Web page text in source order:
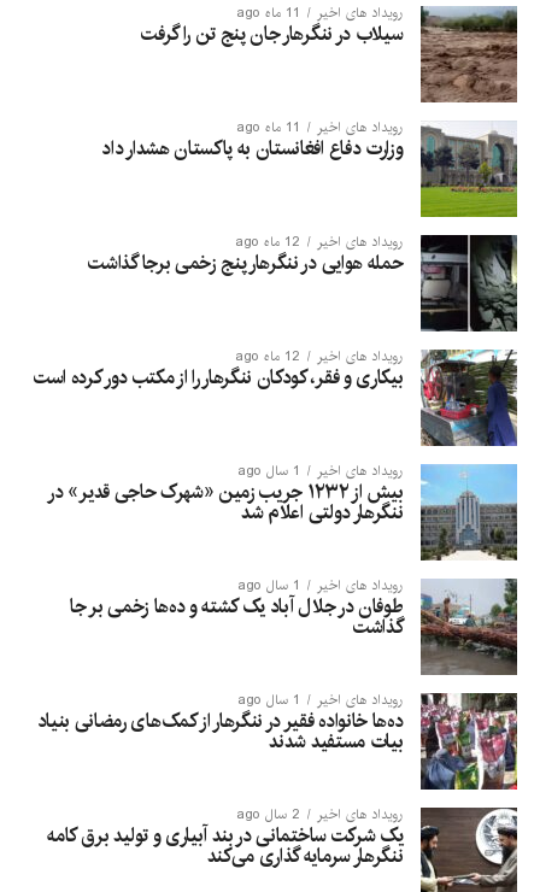
رویداد های اخیر 11 ماه ago
سیلاب در ننگرهار جان پنج تن را گرفت
رویداد های اخیر 11 ماه ago
وزارت دفاع افغانستان به پاکستان هشدار داد
رویداد های اخیر 12 ماه ago
حمله هوایی در ننگرهار پنج زخمی برجا گذاشت
رویداد های اخیر 12 ماه ago
بیکاری و فقر، کودکان ننگرهار را از مکتب دور کرده است
رویداد های اخیر 1 سال ago
بیش از ۱۲۳۲ جریب زمین «شهرک حاجی قدیر» در
ننگرهار دولتی اعلام شد
رویداد های اخیر 1 سال ago
طوفان در جلال آباد یک کشته و ده‌ها زخمی بر جا
گذاشت
رویداد های اخیر 1 سال ago
ده‌ها خانواده فقیر در ننگرهار از کمک‌های رمضانی بنیاد
بیات مستفید شدند
رویداد های اخیر 2 سال ago
یک شرکت ساختمانی در بند آبیاری و تولید برق کامه
ننگرهار سرمایه گذاری می‌کند